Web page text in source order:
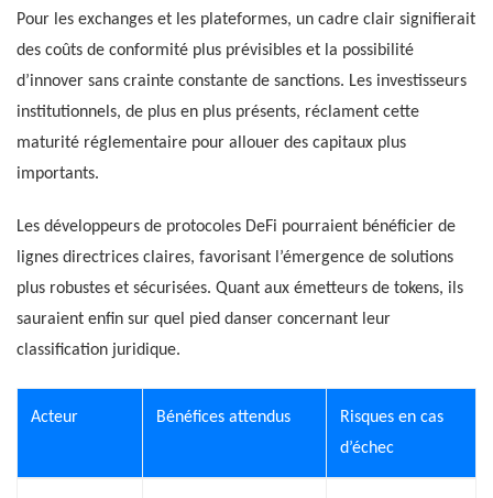
Pour les exchanges et les plateformes, un cadre clair signifierait
des coûts de conformité plus prévisibles et la possibilité
d’innover sans crainte constante de sanctions. Les investisseurs
institutionnels, de plus en plus présents, réclament cette
maturité réglementaire pour allouer des capitaux plus
importants.
Les développeurs de protocoles DeFi pourraient bénéficier de
lignes directrices claires, favorisant l’émergence de solutions
plus robustes et sécurisées. Quant aux émetteurs de tokens, ils
sauraient enfin sur quel pied danser concernant leur
classification juridique.
Acteur Bénéfices attendus
Risques en cas
d’échec